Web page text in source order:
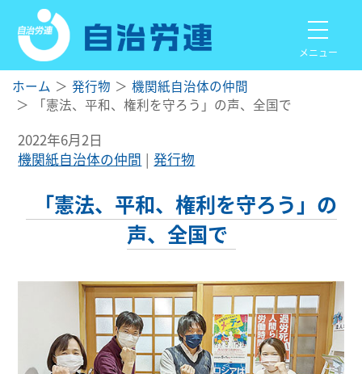
メニュー
ホーム 発行物
機関紙自治体の仲間
「憲法、平和、権利を守ろう」の声、全国で
2022年6月2日
機関紙自治体の仲間
発行物
「憲法、平和、権利を守ろう」の
声、全国で